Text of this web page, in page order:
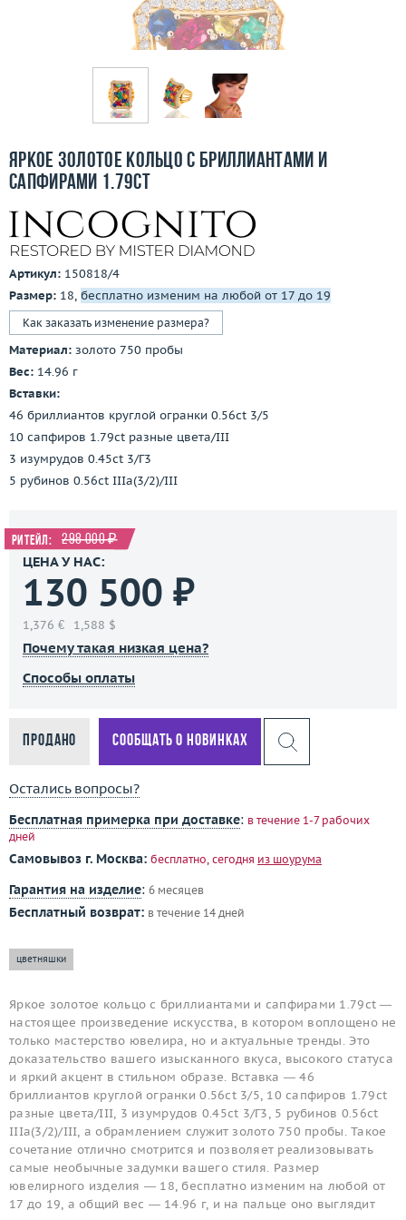
Бесплатная доставка
Покупка и оплата
Контакты
3D-тур по шоуруму
Яркое золотое кольцо с бриллиантами и
сапфирами 1.79ct
Артикул: 150818/4
Размер: 18, бесплатно изменим на любой от 17 до 19
Как заказать изменение размера?
Материал: золото 750 пробы
Вес: 14.96 г
Вставки:
46 бриллиантов круглой огранки 0.56ct 3/5
10 сапфиров 1.79ct разные цвета/III
3 изумрудов 0.45ct 3/Г3
5 рубинов 0.56ct IIIa(3/2)/III
Ритейл: 298 000 ₽
ЦЕНА У НАС:
130 500 ₽
1,376 € 1,588 $
Почему такая низкая цена?
Способы оплаты
Продано Сообщать о новинках
Остались вопросы?
Бесплатная примерка при доставке: в течение 1-7 рабочих
дней
Самовывоз г. Москва: бесплатно, сегодня из шоурума
Гарантия на изделие: 6 месяцев
Бесплатный возврат: в течение 14 дней
цветняшки
Яркое золотое кольцо с бриллиантами и сапфирами 1.79ct —
настоящее произведение искусства, в котором воплощено не
только мастерство ювелира, но и актуальные тренды. Это
доказательство вашего изысканного вкуса, высокого статуса
и яркий акцент в стильном образе. Вставка — 46
бриллиантов круглой огранки 0.56ct 3/5, 10 сапфиров 1.79ct
разные цвета/III, 3 изумрудов 0.45ct 3/Г3, 5 рубинов 0.56ct
IIIa(3/2)/III, а обрамлением служит золото 750 пробы. Такое
сочетание отлично смотрится и позволяет реализовывать
самые необычные задумки вашего стиля. Размер
ювелирного изделия — 18, бесплатно изменим на любой от
17 до 19, а общий вес — 14.96 г, и на пальце оно выглядит